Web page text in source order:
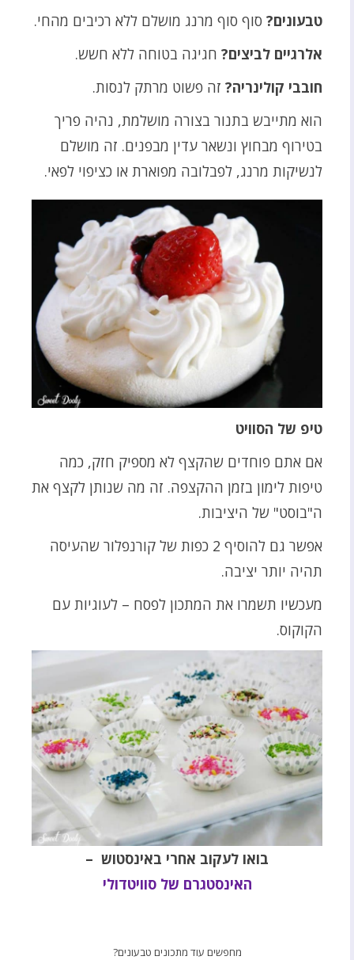
טבעונים? סוף סוף מרנג מושלם ללא רכיבים מהחי.
אלרגיים לביצים? חגיגה בטוחה ללא חשש.
חובבי קולינריה? זה פשוט מרתק לנסות.
הוא מתייבש בתנור בצורה מושלמת, נהיה פריך
בטירוף מבחוץ ונשאר עדין מבפנים. זה מושלם
לנשיקות מרנג, לפבלובה מפוארת או כציפוי לפאי.
טיפ של הסוויט
אם אתם פוחדים שהקצף לא מספיק חזק, כמה
טיפות לימון בזמן ההקצפה. זה מה שנותן לקצף את
ה"בוסט" של היציבות.
אפשר גם להוסיף 2 כפות של קורנפלור שהעיסה
תהיה יותר יציבה.
מעכשיו תשמרו את המתכון לפסח – לעוגיות עם
הקוקוס.
בואו לעקוב אחרי באינסטוש –
האינסטגרם של סוויטדולי
מחפשים עוד מתכונים טבעונים?